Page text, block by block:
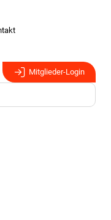
Mitglieder-Login